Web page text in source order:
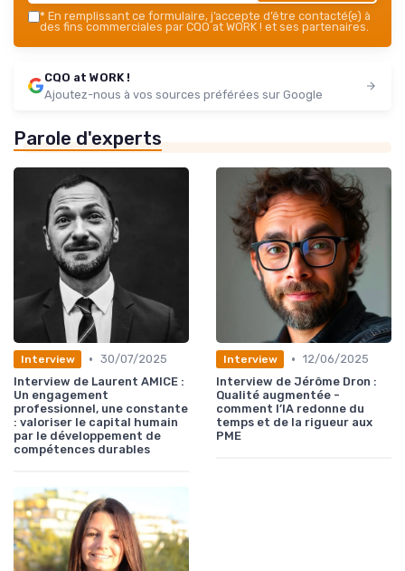
* En remplissant ce formulaire, j’accepte d’être contacté(e) à
des fins commerciales par CQO at WORK ! et ses partenaires.
CQO at WORK !
Ajoutez-nous à vos sources préférées sur Google
Parole d'experts
Interview • 30/07/2025
Interview de Laurent AMICE :
Un engagement
professionnel, une constante
: valoriser le capital humain
par le développement de
compétences durables
Interview • 12/06/2025
Interview de Jérôme Dron :
Qualité augmentée -
comment l’IA redonne du
temps et de la rigueur aux
PME